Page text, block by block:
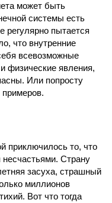
может быть
системы есть
регулярно пытается
что внутренние
всевозможные
физические явления,
Или попросту
приключилось то, что
Страну
засуха, страшный
миллионов
Вот что тогда